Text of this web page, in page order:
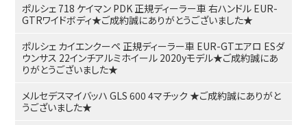
ポルシェ 718 ケイマン PDK 正規ディーラー車 右ハンドル EUR-
GTRワイドボディ★ご成約誠にありがとうございました★
ポルシェ カイエンクーペ 正規ディーラー車 EUR-GTエアロ ESダ
ウンサス 22インチアルミホイール 2020yモデル★ご成約誠にあ
りがとうございました★
メルセデスマイバッハ GLS 600 4マチック ★ご成約誠にありがと
うございました★